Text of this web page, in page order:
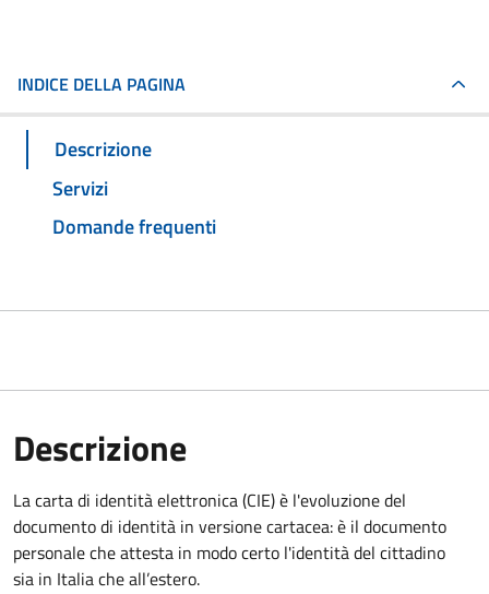
INDICE DELLA PAGINA
Descrizione
Servizi
Domande frequenti
Descrizione
La carta di identità elettronica (CIE) è l'evoluzione del
documento di identità in versione cartacea: è il documento
personale che attesta in modo certo l'identità del cittadino
sia in Italia che all’estero.